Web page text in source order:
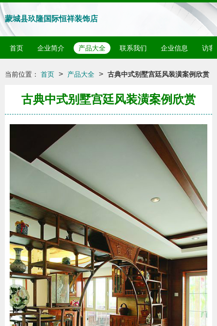
蒙城县玖隆国际恒祥装饰店
首页 企业简介 产品大全 联系我们 企业信息 访客
当前位置： 首页 > 产品大全 > 古典中式别墅宫廷风装潢案例欣赏
古典中式别墅宫廷风装潢案例欣赏